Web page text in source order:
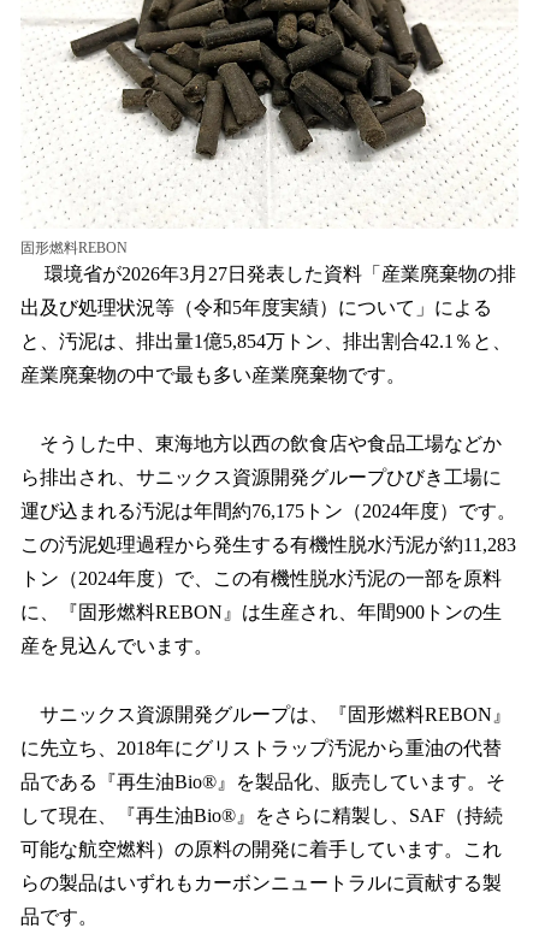
固形燃料REBON
環境省が2026年3月27日発表した資料「産業廃棄物の排
出及び処理状況等（令和5年度実績）について」による
と、汚泥は、排出量1億5,854万トン、排出割合42.1％と、
産業廃棄物の中で最も多い産業廃棄物です。
そうした中、東海地方以西の飲食店や食品工場などか
ら排出され、サニックス資源開発グループひびき工場に
運び込まれる汚泥は年間約76,175トン（2024年度）です。
この汚泥処理過程から発生する有機性脱水汚泥が約11,283
トン（2024年度）で、この有機性脱水汚泥の一部を原料
に、『固形燃料REBON』は生産され、年間900トンの生
産を見込んでいます。
サニックス資源開発グループは、『固形燃料REBON』
に先立ち、2018年にグリストラップ汚泥から重油の代替
品である『再生油Bio®』を製品化、販売しています。そ
して現在、『再生油Bio®』をさらに精製し、SAF（持続
可能な航空燃料）の原料の開発に着手しています。これ
らの製品はいずれもカーボンニュートラルに貢献する製
品です。